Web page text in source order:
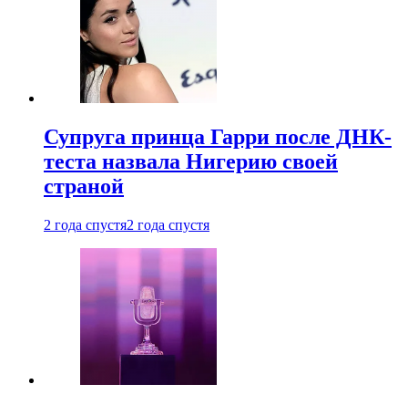
Супруга принца Гарри после ДНК-
теста назвала Нигерию своей
страной
2 года спустя2 года спустя